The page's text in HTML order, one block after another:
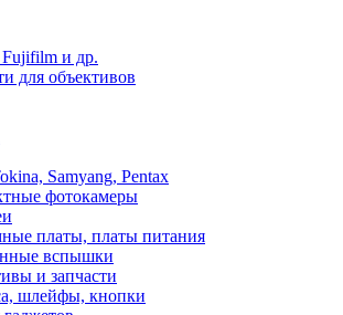
Fujifilm и др.
для объективов
Samyang, Pentax
фотокамеры
платы, платы питания
вспышки
и запчасти
шлейфы, кнопки